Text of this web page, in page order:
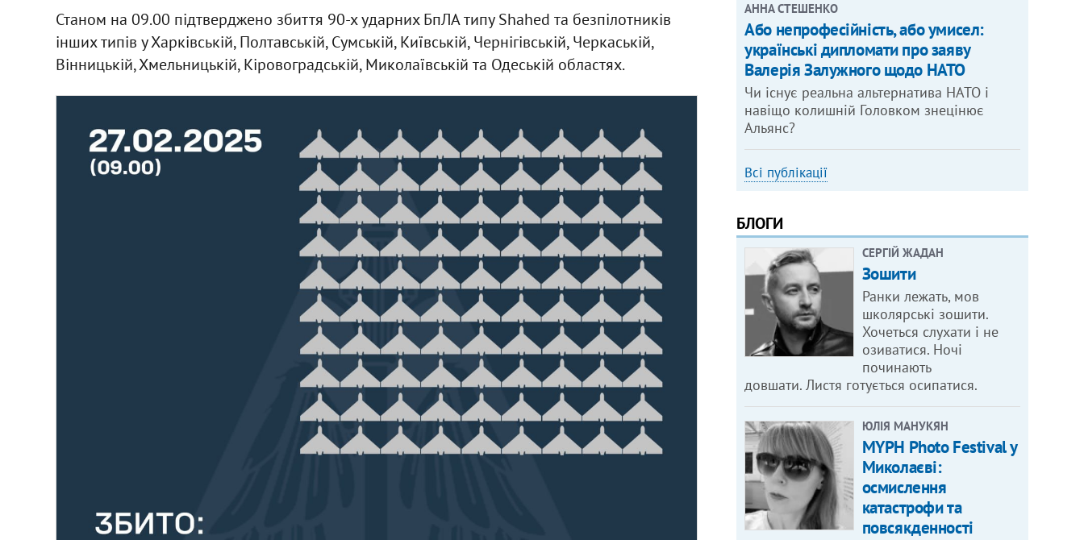
Станом на 09.00 підтверджено збиття 90-х ударних БпЛА типу Shahed та безпілотників
інших типів у Харківській, Полтавській, Сумській, Київській, Чернігівській, Черкаській,
Вінницькій, Хмельницькій, Кіровоградській, Миколаївській та Одеській областях.
АННА СТЕШЕНКО
Або непрофесійність, або умисел:
українські дипломати про заяву
Валерія Залужного щодо НАТО
Чи існує реальна альтернатива НАТО і
навіщо колишній Головком знецінює
Альянс?
Всі публікації
БЛОГИ
СЕРГІЙ ЖАДАН
Зошити
Ранки лежать, мов
школярські зошити.
Хочеться слухати і не
озиватися. Ночі
починають
довшати. Листя готується осипатися.
ЮЛІЯ МАНУКЯН
MYPH Photo Festival у
Миколаєві:
осмислення
катастрофи та
повсякденності